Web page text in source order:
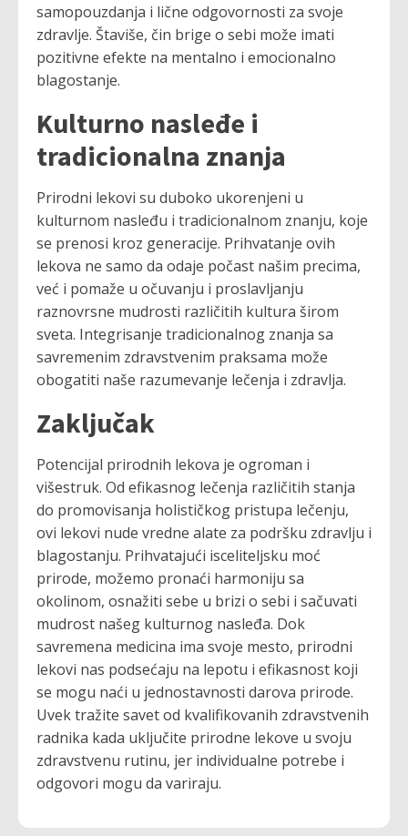
samopouzdanja i lične odgovornosti za svoje
zdravlje. Štaviše, čin brige o sebi može imati
pozitivne efekte na mentalno i emocionalno
blagostanje.
Kulturno nasleđe i
tradicionalna znanja
Prirodni lekovi su duboko ukorenjeni u
kulturnom nasleđu i tradicionalnom znanju, koje
se prenosi kroz generacije. Prihvatanje ovih
lekova ne samo da odaje počast našim precima,
već i pomaže u očuvanju i proslavljanju
raznovrsne mudrosti različitih kultura širom
sveta. Integrisanje tradicionalnog znanja sa
savremenim zdravstvenim praksama može
obogatiti naše razumevanje lečenja i zdravlja.
Zaključak
Potencijal prirodnih lekova je ogroman i
višestruk. Od efikasnog lečenja različitih stanja
do promovisanja holističkog pristupa lečenju,
ovi lekovi nude vredne alate za podršku zdravlju i
blagostanju. Prihvatajući isceliteljsku moć
prirode, možemo pronaći harmoniju sa
okolinom, osnažiti sebe u brizi o sebi i sačuvati
mudrost našeg kulturnog nasleđa. Dok
savremena medicina ima svoje mesto, prirodni
lekovi nas podsećaju na lepotu i efikasnost koji
se mogu naći u jednostavnosti darova prirode.
Uvek tražite savet od kvalifikovanih zdravstvenih
radnika kada uključite prirodne lekove u svoju
zdravstvenu rutinu, jer individualne potrebe i
odgovori mogu da variraju.